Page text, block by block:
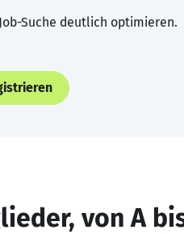
Suche deutlich optimieren.
von A